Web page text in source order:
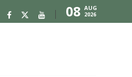
08 AUG
2026